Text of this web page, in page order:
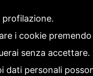
EDITORIALE
i cookie
senza accettare.
dati personali